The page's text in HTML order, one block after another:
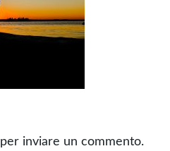
per inviare un commento.